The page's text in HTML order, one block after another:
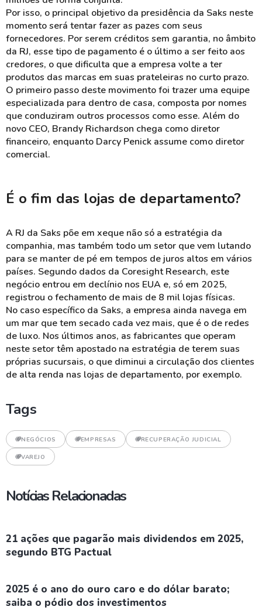
Por isso, o principal objetivo da presidência da Saks neste
momento será tentar fazer as pazes com seus
fornecedores. Por serem créditos sem garantia, no âmbito
da RJ, esse tipo de pagamento é o último a ser feito aos
credores, o que dificulta que a empresa volte a ter
produtos das marcas em suas prateleiras no curto prazo.
O primeiro passo deste movimento foi trazer uma equipe
especializada para dentro de casa, composta por nomes
que conduziram outros processos como esse. Além do
novo CEO, Brandy Richardson chega como diretor
financeiro, enquanto Darcy Penick assume como diretor
comercial.
É o fim das lojas de departamento?
A RJ da Saks põe em xeque não só a estratégia da
companhia, mas também todo um setor que vem lutando
para se manter de pé em tempos de juros altos em vários
países. Segundo dados da Coresight Research, este
negócio entrou em declínio nos EUA e, só em 2025,
registrou o fechamento de mais de 8 mil lojas físicas.
No caso específico da Saks, a empresa ainda navega em
um mar que tem secado cada vez mais, que é o de redes
de luxo. Nos últimos anos, as fabricantes que operam
neste setor têm apostado na estratégia de terem suas
próprias sucursais, o que diminui a circulação dos clientes
de alta renda nas lojas de departamento, por exemplo.
Tags
NEGÓCIOS EMPRESAS RECUPERAÇÃO JUDICIAL
VAREJO
Notícias Relacionadas
21 ações que pagarão mais dividendos em 2025,
segundo BTG Pactual
2025 é o ano do ouro caro e do dólar barato;
saiba o pódio dos investimentos